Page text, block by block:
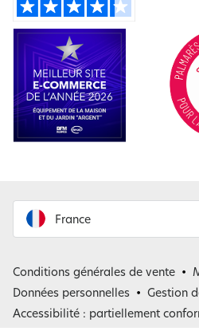
France
Belgique
Conditions générales de vente
Données personnelles
Gestion
Accessibilité : partiellement